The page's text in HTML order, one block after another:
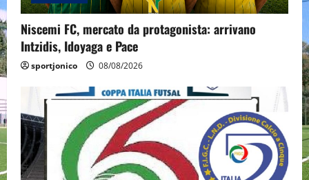
Niscemi FC, mercato da protagonista: arrivano
Intzidis, Idoyaga e Pace
sportjonico 08/08/2026